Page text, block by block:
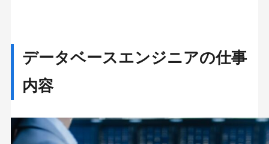
データベースエンジニアの仕事
内容